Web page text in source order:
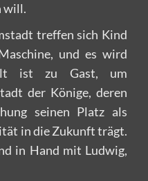
will.
treffen sich Kind
und es wird
ist zu Gast, um
der Könige, deren
seinen Platz als
in die Zukunft trägt.
in Hand mit Ludwig,